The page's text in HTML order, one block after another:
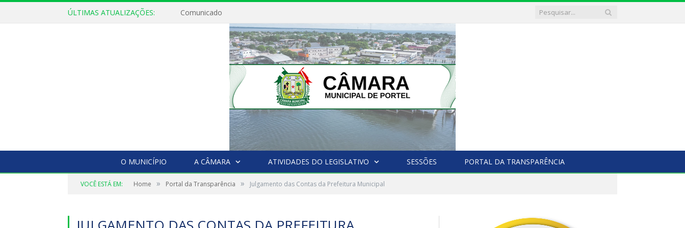
ÚLTIMAS ATUALIZAÇÕES: Comunicado
O MUNICÍPIO A CÂMARA ATIVIDADES DO LEGISLATIVO SESSÕES PORTAL DA TRANSPARÊNCIA
VOCÊ ESTÁ EM: Home » Portal da Transparência » Julgamento das Contas da Prefeitura Municipal